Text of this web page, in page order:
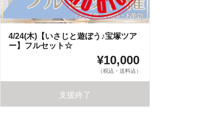
4/24(木)【いさじと遊ぼう♪宝塚ツア
ー】フルセット☆
¥10,000
（税込・送料込）
支援終了